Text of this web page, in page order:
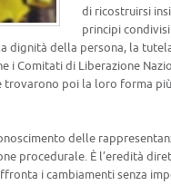
di ricostruirsi
principi
dignità della persona, la
i Comitati di Liberazione
trovarono poi la loro forma
delle
procedurale. È l’eredità
i cambiamenti senza